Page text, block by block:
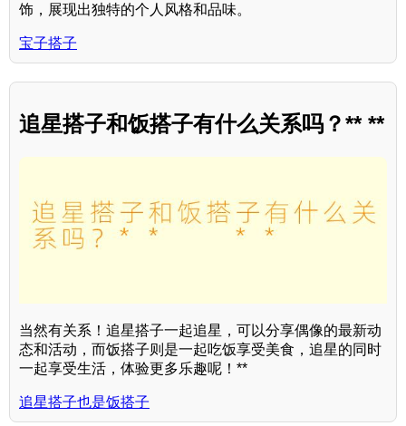
饰，展现出独特的个人风格和品味。
宝子搭子
追星搭子和饭搭子有什么关系吗？** **
当然有关系！追星搭子一起追星，可以分享偶像的最新动
态和活动，而饭搭子则是一起吃饭享受美食，追星的同时
一起享受生活，体验更多乐趣呢！**
追星搭子也是饭搭子